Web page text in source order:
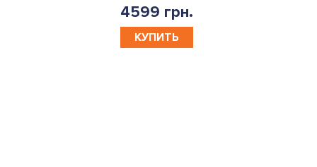
4599 грн.
КУПИТЬ